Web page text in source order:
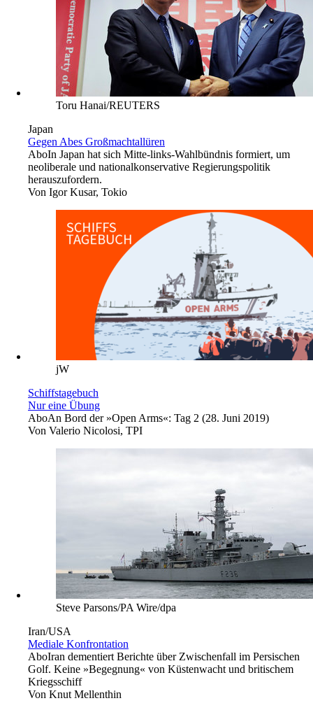
Toru Hanai/REUTERS
Japan
Gegen Abes Großmachtallüren
AboIn Japan hat sich Mitte-links-Wahlbündnis formiert, um
neoliberale und nationalkonservative Regierungspolitik
herauszufordern.
Von Igor Kusar, Tokio
jW
Schiffstagebuch
Nur eine Übung
AboAn Bord der »Open Arms«: Tag 2 (28. Juni 2019)
Von Valerio Nicolosi, TPI
Steve Parsons/PA Wire/dpa
Iran/USA
Mediale Konfrontation
AboIran dementiert Berichte über Zwischenfall im Persischen
Golf. Keine »Begegnung« von Küstenwacht und britischem
Kriegsschiff
Von Knut Mellenthin